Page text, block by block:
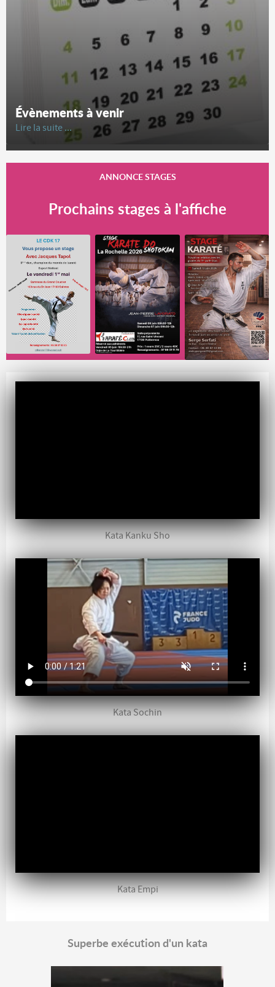
Évènements à venir
Lire la suite ...
ANNONCE STAGES
Prochains stages à l'affiche
Kata Kanku Sho
Kata Sochin
Kata Empi
Superbe exécution d'un kata